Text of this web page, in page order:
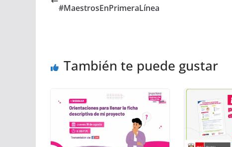
#MaestrosEnPrimeraLínea
También te puede gustar